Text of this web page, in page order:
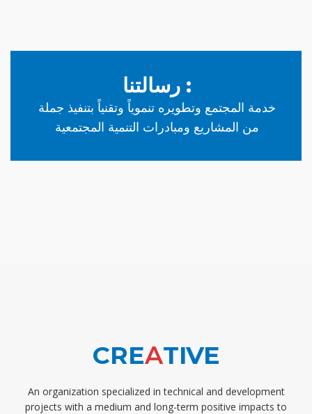
: رسالتنا
خدمة المجتمع وتطويره تنموياً وتقنياً بتنفيذ جملة
من المشاريع ومبادرات التنمية المجتمعية
CREATIVE
An organization specialized in technical and development
projects with a medium and long-term positive impacts to